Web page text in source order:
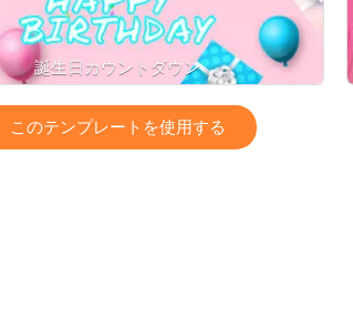
誕生日カウントダウン
このテンプレートを使用する